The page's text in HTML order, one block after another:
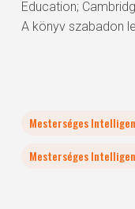
Education;
A könyv szabadon
Mesterséges
Mesterséges